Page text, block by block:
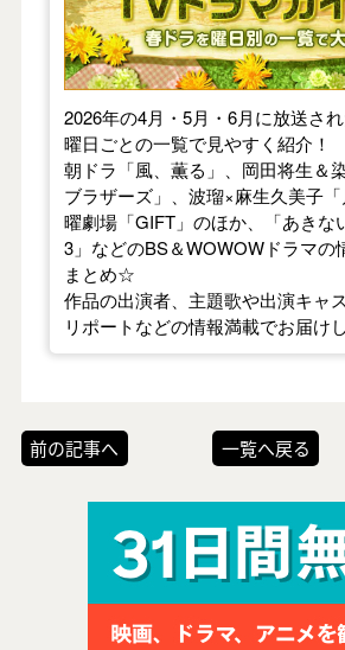
2026年の4月・5月・6月に放送さ
曜日ごとの一覧で見やすく紹介！
朝ドラ「風、薫る」、岡田将生＆
ブラザーズ」、波瑠×麻生久美子
曜劇場「GIFT」のほか、「あきな
3」などのBS＆WOWOWドラマの
まとめ☆
作品の出演者、主題歌や出演キャ
リポートなどの情報満載でお届けし
前の記事へ 一覧へ戻る